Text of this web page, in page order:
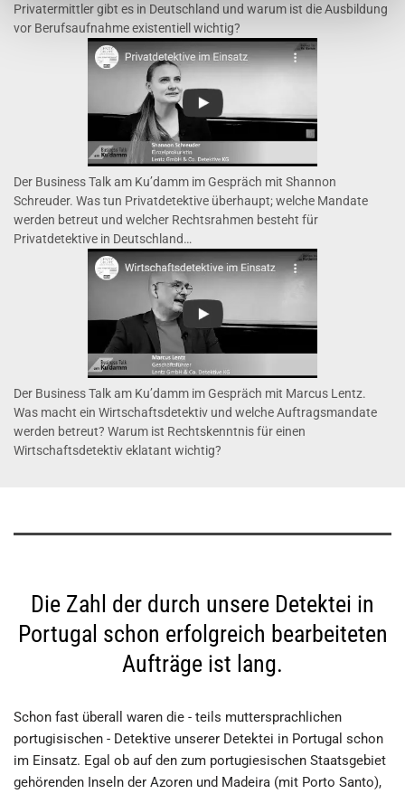
Privatermittler gibt es in Deutschland und warum ist die Ausbildung
vor Berufsaufnahme existentiell wichtig?
Der Business Talk am Ku’damm im Gespräch mit Shannon
Schreuder. Was tun Privatdetektive überhaupt; welche Mandate
werden betreut und welcher Rechtsrahmen besteht für
Privatdetektive in Deutschland…
Der Business Talk am Ku’damm im Gespräch mit Marcus Lentz.
Was macht ein Wirtschaftsdetektiv und welche Auftragsmandate
werden betreut? Warum ist Rechtskenntnis für einen
Wirtschaftsdetektiv eklatant wichtig?
Die Zahl der durch unsere Detektei in
Portugal schon erfolgreich bearbeiteten
Aufträge ist lang.
Schon fast überall waren die - teils muttersprachlichen
portugisischen - Detektive unserer Detektei in Portugal schon
im Einsatz. Egal ob auf den zum portugiesischen Staatsgebiet
gehörenden Inseln der Azoren und Madeira (mit Porto Santo),